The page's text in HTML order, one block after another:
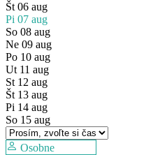
Št 06 aug
Pi 07 aug
So 08 aug
Ne 09 aug
Po 10 aug
Ut 11 aug
St 12 aug
Št 13 aug
Pi 14 aug
So 15 aug
Osobne